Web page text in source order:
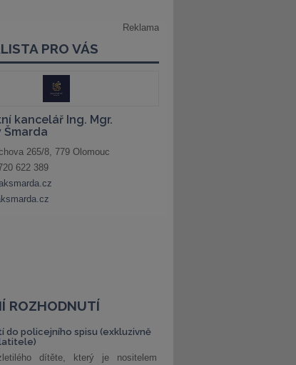
ROZHODNUTÍ
do policejního spisu (exkluzivně
dítěte, který je nositelem